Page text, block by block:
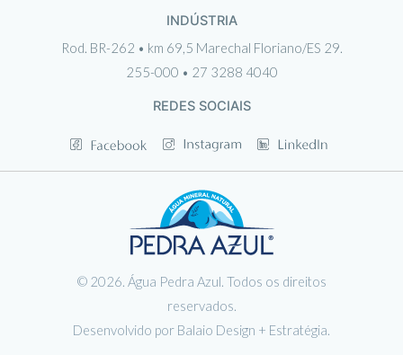
INDÚSTRIA
Rod. BR-262 • km 69,5 Marechal Floriano/ES 29.
255-000 • 27 3288 4040
REDES SOCIAIS
© 2026. Água Pedra Azul. Todos os direitos
reservados.
Desenvolvido por Balaio Design + Estratégia.